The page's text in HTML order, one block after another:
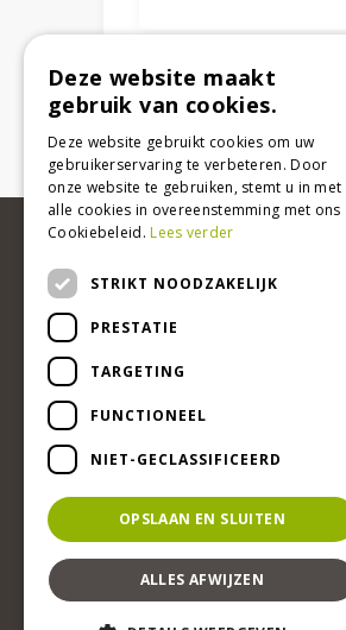
Deze website maakt
gebruik van cookies.
Deze website gebruikt cookies om uw
gebruikerservaring te verbeteren. Door
onze website te gebruiken, stemt u in met
alle cookies in overeenstemming met ons
Cookiebeleid.Lees verder
STRIKT NOODZAKELIJK
PRESTATIE
TARGETING
FUNCTIONEEL
NIET-GECLASSIFICEERD
OPSLAAN EN SLUITEN
ALLES AFWIJZEN